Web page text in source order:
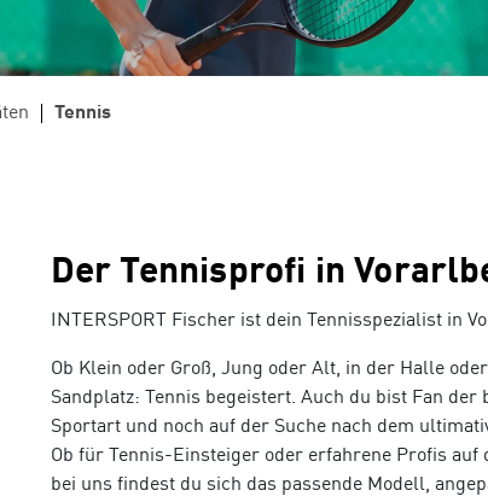
und E-Bikes im
umfangreiches Sortiment für Damen
Herren
Skitouren
Movement etc.
Bootfitting
Lehre
Tennis
Der Tennisprofi in
INTERSPORT Fischer ist dein Tennisspezialist in
Ob Klein oder Groß, Jung oder Alt, in der Halle
Sandplatz: Tennis begeistert. Auch du bist Fan der
Sportart und noch auf der Suche nach dem
Ob für Tennis-Einsteiger oder erfahrene Profis auf
bei uns findest du sich das passende Modell,